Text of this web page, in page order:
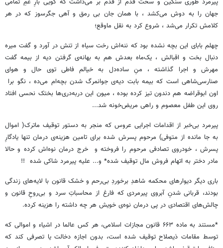
پیرمرد طوری سنگین و سحت قدم از قدم بر می‌داشت که گویی بارِ غمِ تمامی
جهان را به دوش می‌کشد ، با همان جان بی رمق و آهی جگرسوز که در هر
کلامش تکرار می‌شد ، شروع کرد به نقل ماوقع؛
چهلم بابای این بچه نشده بود که ننه‌اش رخت سیاه از تنش در آورد و گفت میره
دنبال بخت و اقبالش ، یک‌ماه بعدش هم به بهانه‌ی گرفتن دیه از بیمه گفت
مهرش و اجرا گذاشته ، منِ ساده‌دل به خیالم فاطی توی حال و هوای
صنارسی‌شاهی است که بیمه بابت دیه‌ی جوانمرگ شدن بچه‌ام می‌ده ، نگو برا
اون ابوقراضه هم دندون تیز کرده بوده ، میون این دربه‌دری‌ها بختک نحسی افتاد
روی این طفل معصوم و راهی مریض‌خونه شد...
پیرمرد بی‌خبر از اقدامات اجرایی عروس که منجر به دستور توقیف ماترک( اموال
به جا مانده از متوفی) مرحوم پسرش شده برای تامین هزینه‌ی درمان تنها یادگارِ
پسرش ، خودروی تصادفی مرحوم را فروخته و خرج درمان نوه‌اش کرده و حالا
مادر دختر به اتهام فروش مال توقیف شده* و... علیه پیرمرد شاکی شده !!
باری دیگر دیوارهای محکمه شاهدِ برخوردِ بی‌رحم و خشک قانون با لایه‌های زندگی
بودند، قربانی شدنِ آبروی پیرمردی که فارغ از محاسباتِ سرد و بی‌روحِ قانون و
چالش‌های اقتصادی در پی درمان نوه‌ی خویش هر چه داشته را هزینه کرده.
*مستند به ماده ۶۶۳ قانون مجازات اسلامی، هر کس عالما در اشیاء و اموالی که
توسط مقامات ذیصلاح توقیف شده است، بدون اجازه دخالت یا تصرفی کند که